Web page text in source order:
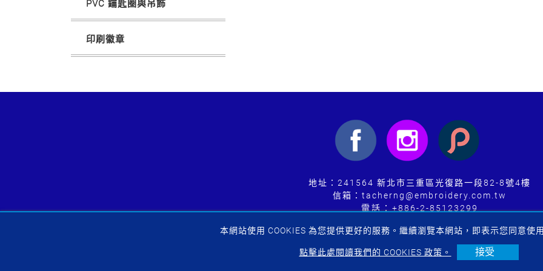
PVC 鑰匙圈與吊飾
印刷徽章
本網站使用 COOKIES 為您提供更好的服務。繼續瀏覽本網站，即表示您同意使用
點擊此處閱讀我們的 COOKIES 政策。 接受
地址：241564 新北市三重區光復路一段82-8號4樓
信箱：tacherng@embroidery.com.tw
電話： +886-2-85123299
Copyright © 2021-2026 Ta Cherng Embroidery Co., Ltd. All rights reserved.